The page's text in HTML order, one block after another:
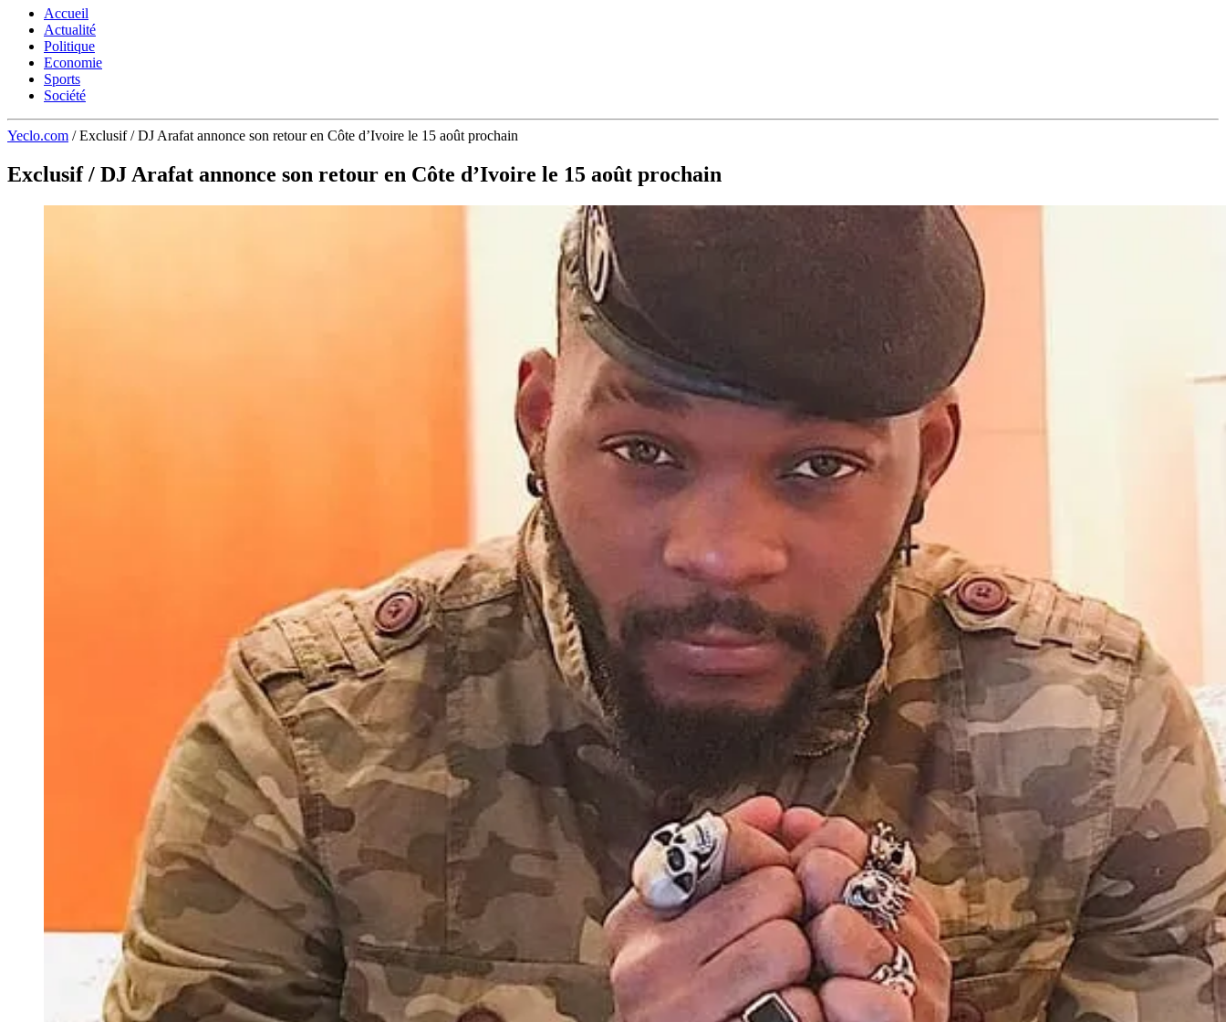
Accueil
Actualité
Politique
Economie
Sports
Société
Yeclo.com / Exclusif / DJ Arafat annonce son retour en Côte d’Ivoire le 15 août prochain
Exclusif / DJ Arafat annonce son retour en Côte d’Ivoire le 15 août prochain